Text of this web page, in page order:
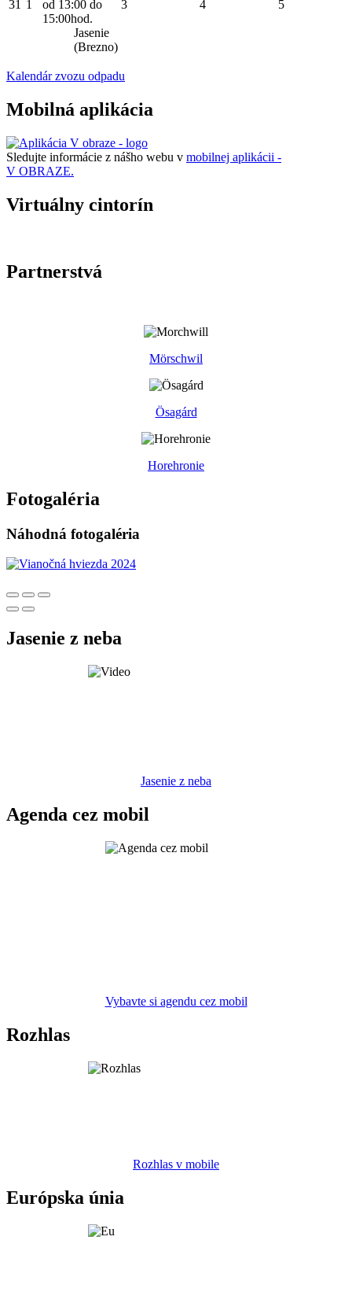
31 1
od 13:00 do
15:00hod.
Jasenie
(Brezno)
3 4 5
Kalendár zvozu odpadu
Mobilná aplikácia
Sledujte informácie z nášho webu v mobilnej aplikácii -
V OBRAZE.
Virtuálny cintorín
Partnerstvá
Mörschwil
Ösagárd
Horehronie
Fotogaléria
Náhodná fotogaléria
Jasenie z neba
Jasenie z neba
Agenda cez mobil
Vybavte si agendu cez mobil
Rozhlas
Rozhlas v mobile
Európska únia